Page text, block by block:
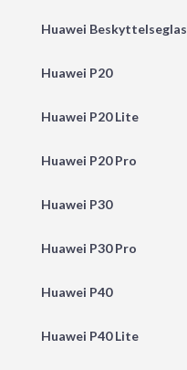
Huawei Beskyttelseglas
Huawei P20
Huawei P20 Lite
Huawei P20 Pro
Huawei P30
Huawei P30 Pro
Huawei P40
Huawei P40 Lite